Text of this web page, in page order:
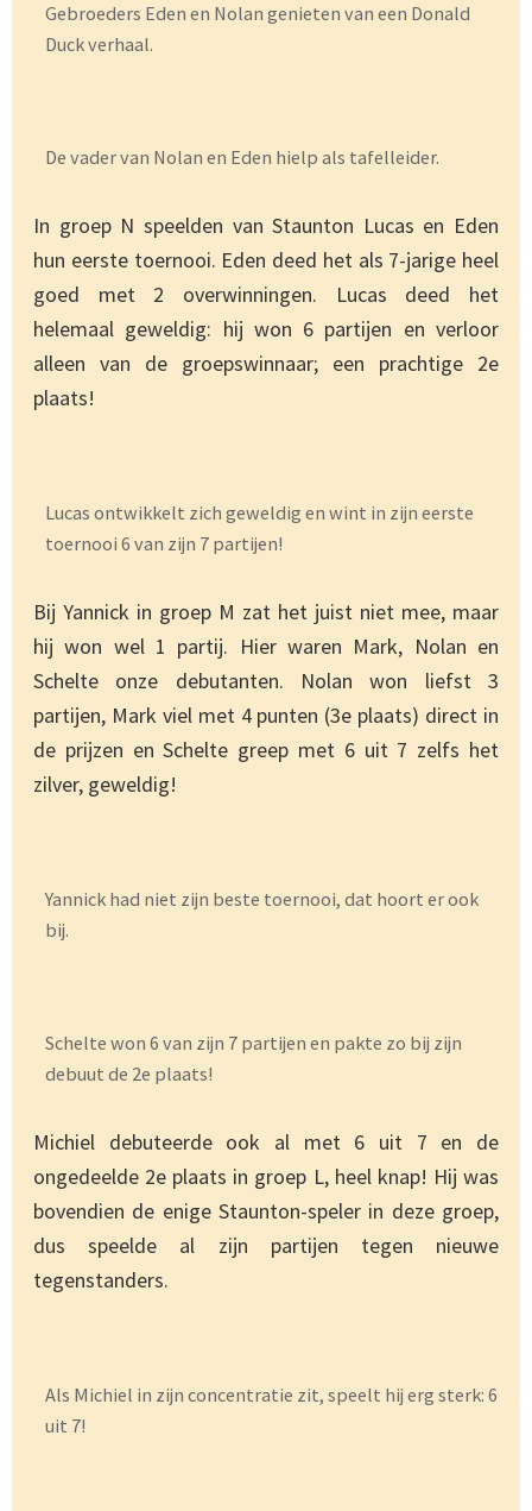
Gebroeders Eden en Nolan genieten van een Donald
Duck verhaal.
De vader van Nolan en Eden hielp als tafelleider.
In groep N speelden van Staunton Lucas en Eden
hun eerste toernooi. Eden deed het als 7-jarige heel
goed met 2 overwinningen. Lucas deed het
helemaal geweldig: hij won 6 partijen en verloor
alleen van de groepswinnaar; een prachtige 2e
plaats!
Lucas ontwikkelt zich geweldig en wint in zijn eerste
toernooi 6 van zijn 7 partijen!
Bij Yannick in groep M zat het juist niet mee, maar
hij won wel 1 partij. Hier waren Mark, Nolan en
Schelte onze debutanten. Nolan won liefst 3
partijen, Mark viel met 4 punten (3e plaats) direct in
de prijzen en Schelte greep met 6 uit 7 zelfs het
zilver, geweldig!
Yannick had niet zijn beste toernooi, dat hoort er ook
bij.
Schelte won 6 van zijn 7 partijen en pakte zo bij zijn
debuut de 2e plaats!
Michiel debuteerde ook al met 6 uit 7 en de
ongedeelde 2e plaats in groep L, heel knap! Hij was
bovendien de enige Staunton-speler in deze groep,
dus speelde al zijn partijen tegen nieuwe
tegenstanders.
Als Michiel in zijn concentratie zit, speelt hij erg sterk: 6
uit 7!